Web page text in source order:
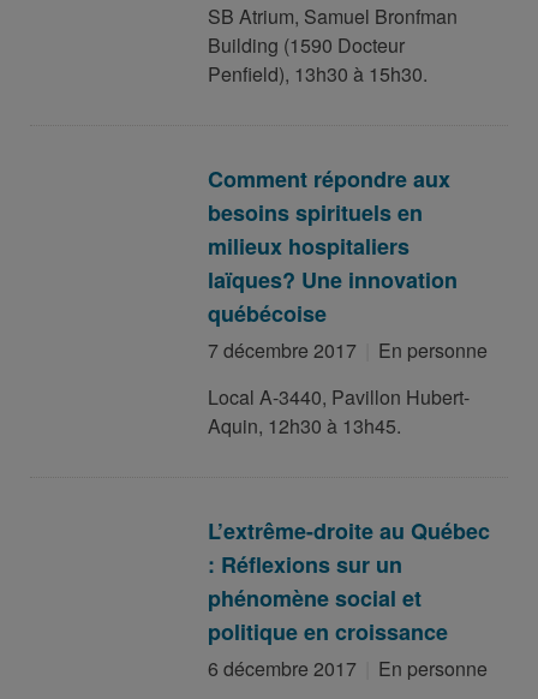
SB Atrium, Samuel Bronfman
Building (1590 Docteur
Penfield), 13h30 à 15h30.
Comment répondre aux
besoins spirituels en
milieux hospitaliers
laïques? Une innovation
québécoise
7 décembre 2017
En personne
Local A-3440, Pavillon Hubert-
Aquin, 12h30 à 13h45.
L’extrême-droite au Québec
: Réflexions sur un
phénomène social et
politique en croissance
6 décembre 2017
En personne